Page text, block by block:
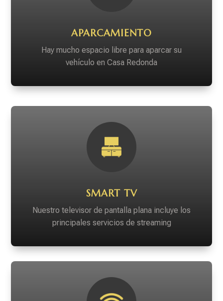
APARCAMIENTO
Hay mucho espacio libre para aparcar su
vehículo en Casa Redonda
SMART TV
Nuestro televisor de pantalla plana incluye los
principales servicios de streaming